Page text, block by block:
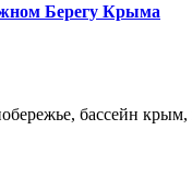
Берегу Крыма
бассейн крым,